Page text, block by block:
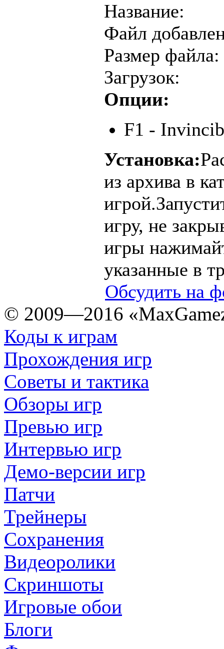
Название:
Файл
Размер файла:
Загрузок:
Опции:
F1 -
Установка:
из архива в
игру, не
игры
указанные в
Обсудить на
© 2009—2016
Коды к играм
Прохождения игр
Советы и тактика
Обзоры игр
Превью игр
Интервью игр
Демо-версии игр
Патчи
Трейнеры
Сохранения
Видеоролики
Скриншоты
Игровые обои
Блоги